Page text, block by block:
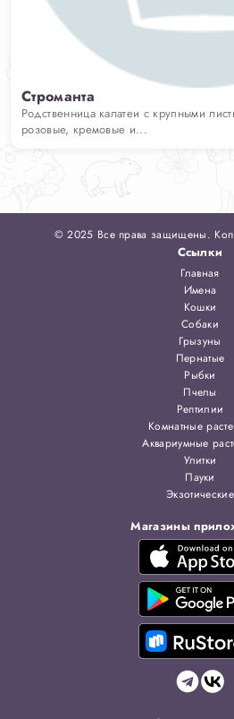
Строманта
Родственница калатеи с крупными
розовые, кремовые и...
© 2025 Все права защищены.
Ссылки
Главная
Имена
Кошки
Собаки
Грызуны
Пернатые
Рыбки
Пчелы
Рептилии
Комнатные
Аквариумные
Улитки
Пауки
Экзотические
Магазины